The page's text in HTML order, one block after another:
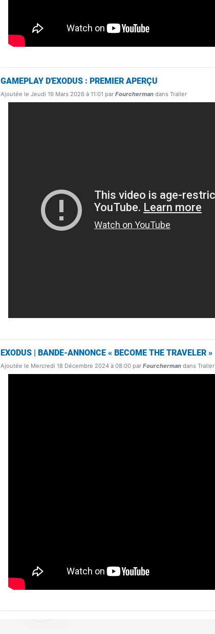
GAMEPLAY D'EXODUS : PREMIER APERÇU
Ajoutée le Jeudi 19 Mars 2026 à 11:01 parFourchermandans Trailer
EXODUS | BANDE-ANNONCE « BECOME THE TRAVELER »
Ajoutée le Mercredi 18 Décembre 2024 à 08:00 parFourchermandans Trailer